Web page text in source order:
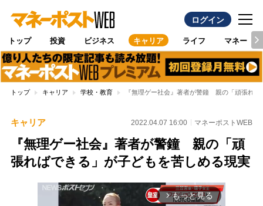
ログイン
トップ 投資 ビジネス キャリア ライフ マネー
トップ キャリア 学校・教育 『無理ゲー社会』著者が警鐘 親の「頑張れ
キャリア 2022.04.07 16:00 マネーポストWEB
『無理ゲー社会』著者が警鐘 親の「頑
張ればできる」が子どもを苦しめる現実
arrow_forward_ios もっと見る